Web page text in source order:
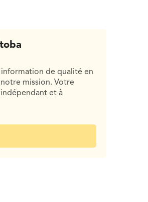
de qualité en
mission. Votre
et à